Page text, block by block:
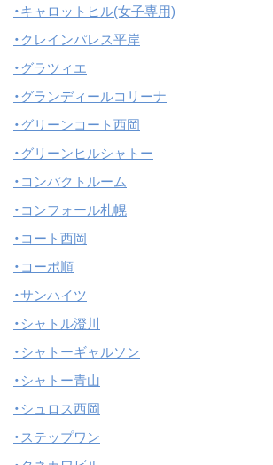
・キャロットヒル(女子専用)
・クレインパレス平岸
・グラツィエ
・グランディールコリーナ
・グリーンコート西岡
・グリーンヒルシャトー
・コンパクトルーム
・コンフォール札幌
・コート西岡
・コーポ順
・サンハイツ
・シャトル澄川
・シャトーギャルソン
・シャトー青山
・シュロス西岡
・ステップワン